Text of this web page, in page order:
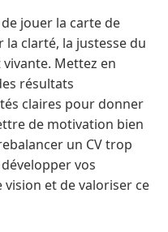
jouer la carte de
clarté, la justesse du
Mettez en
résultats
claires pour donner
de motivation bien
un CV trop
vos
et de valoriser ce